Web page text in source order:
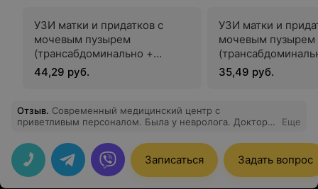
УЗИ матки и придатков с
мочевым пузырем
(трансабдоминально +
трансвагинально)
44,29 руб.
УЗИ матки и
мочевым пузырем
35,49 руб.
Отзыв. Современный медицинский центр с
приветливым персоналом. Была у невролога. Доктор
впечатление. Деликатный и профессиональный
подход. Спасибо вам большое, что помогаете!
Еще
Записаться Задать вопрос